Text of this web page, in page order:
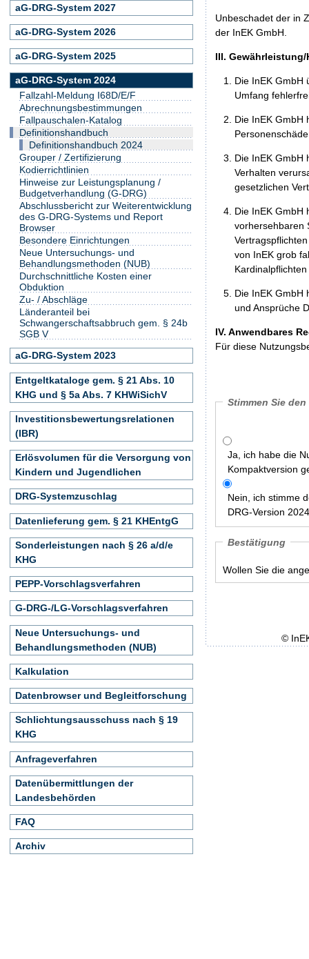
Unbeschadet der in
der InEK GmbH.
III.
Die InEK GmbH
Umfang
Die InEK GmbH
Die InEK GmbH
Verhalten
gesetzlichen
Die InEK GmbH
vorhersehbaren
von InEK grob
Die InEK GmbH
und Ansprüche
IV. Anwendbares
Für diese
Stimmen Sie
Ja, ich habe die
Kompaktversion
Nein, ich stimme
DRG-Version
Bestätigung
Wollen Sie die
aG-DRG-System 2027
aG-DRG-System 2026
aG-DRG-System 2025
aG-DRG-System 2024
Fallzahl-Meldung I68D/E/F
Abrechnungsbestimmungen
Fallpauschalen-Katalog
Definitionshandbuch
Definitionshandbuch 2024
Grouper / Zertifizierung
Kodierrichtlinien
Hinweise zur Leistungsplanung /
Budgetverhandlung (G-DRG)
Abschlussbericht zur Weiterentwicklung
des G-DRG-Systems und Report
Browser
Besondere Einrichtungen
Neue Untersuchungs- und
Behandlungsmethoden (NUB)
Durchschnittliche Kosten einer
Obduktion
Zu- / Abschläge
Länderanteil bei
Schwangerschaftsabbruch gem. § 24b
SGB V
aG-DRG-System 2023
Entgeltkataloge gem. § 21 Abs. 10
KHG und § 5a Abs. 7 KHWiSichV
Investitionsbewertungsrelationen
(IBR)
Erlösvolumen für die Versorgung von
Kindern und Jugendlichen
DRG-Systemzuschlag
Datenlieferung gem. § 21 KHEntgG
Sonderleistungen nach § 26 a/d/e
KHG
PEPP-Vorschlagsverfahren
G-DRG-/LG-Vorschlagsverfahren
Neue Untersuchungs- und
Behandlungsmethoden (NUB)
Kalkulation
Datenbrowser und Begleitforschung
Schlichtungsausschuss nach § 19
KHG
Anfrageverfahren
Datenübermittlungen der
Landesbehörden
FAQ
Archiv
©